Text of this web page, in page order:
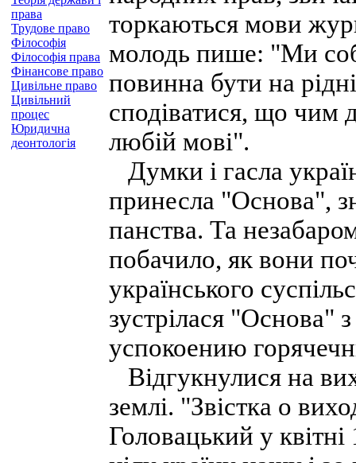
права
Трудове право
Філософія
Філософія права
Фінансове право
Цивільне право
Цивільний
процес
Юридична
деонтологія
торкаються мови
молодь пише: "Ми
повинна бути на
сподіватися, що чим
любій мові".
Думки і гасла
принесла "Основа",
панства. Та
побачило, як вони
українського
зустрілася "Основа"
успокоению
Відгукнулися на
землі. "Звістка о
Головацький у